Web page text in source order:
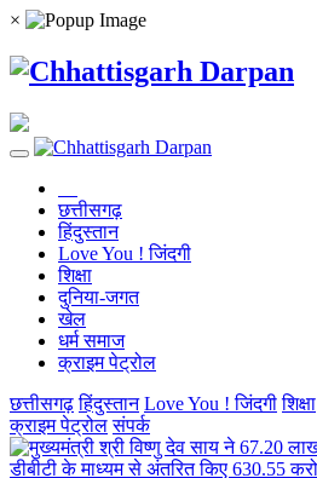
×
छत्तीसगढ़
हिंदुस्तान
Love You ! जिंदगी
शिक्षा
दुनिया-जगत
खेल
धर्म समाज
क्राइम पेट्रोल
छत्तीसगढ़ हिंदुस्तान Love You ! जिंदगी शिक्षा
क्राइम पेट्रोल संपर्क